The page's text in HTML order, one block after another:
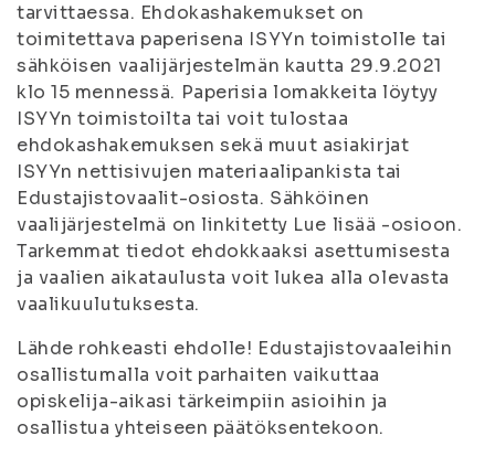
tarvittaessa. Ehdokashakemukset on
toimitettava paperisena ISYYn toimistolle tai
sähköisen vaalijärjestelmän kautta 29.9.2021
klo 15 mennessä. Paperisia lomakkeita löytyy
ISYYn toimistoilta tai voit tulostaa
ehdokashakemuksen sekä muut asiakirjat
ISYYn nettisivujen materiaalipankista tai
Edustajistovaalit-osiosta. Sähköinen
vaalijärjestelmä on linkitetty Lue lisää -osioon.
Tarkemmat tiedot ehdokkaaksi asettumisesta
ja vaalien aikataulusta voit lukea alla olevasta
vaalikuulutuksesta.
Lähde rohkeasti ehdolle! Edustajistovaaleihin
osallistumalla voit parhaiten vaikuttaa
opiskelija-aikasi tärkeimpiin asioihin ja
osallistua yhteiseen päätöksentekoon.